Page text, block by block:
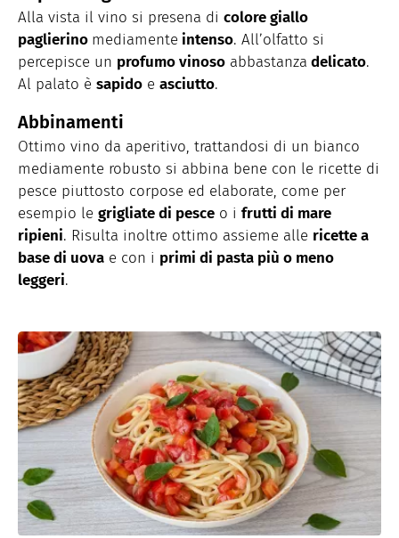
Alla vista il vino si presena di colore giallo
paglierino mediamente intenso. All’olfatto si
percepisce un profumo vinoso abbastanza delicato.
Al palato è sapido e asciutto.
Abbinamenti
Ottimo vino da aperitivo, trattandosi di un bianco
mediamente robusto si abbina bene con le ricette di
pesce piuttosto corpose ed elaborate, come per
esempio le grigliate di pesce o i frutti di mare
ripieni. Risulta inoltre ottimo assieme alle ricette a
base di uova e con i primi di pasta più o meno
leggeri.